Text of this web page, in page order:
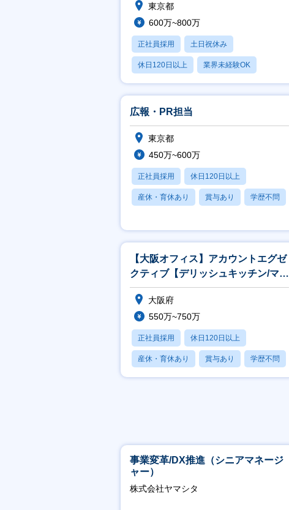
東京都
600万~800万
正社員採用 土日祝休み
休日120日以上 業界未経験OK
産休・育休あり
広報・PR担当
東京都
450万~600万
正社員採用 休日120日以上
産休・育休あり 賞与あり 学歴不問
【大阪オフィス】アカウントエグゼ
クティブ【デリッシュキッチン/マー
ケティングソリューションズ】
大阪府
550万~750万
正社員採用 休日120日以上
産休・育休あり 賞与あり 学歴不問
事業変革/DX推進（シニアマネージ
ャー）
株式会社ヤマシタ